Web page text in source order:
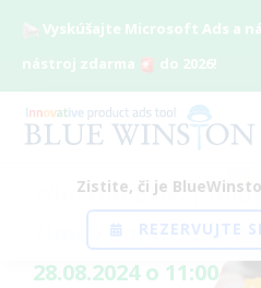
Vyskúšajte Microsoft Ads a
nástroj zdarma
do 2026!
Zistite, či je
REZERVUJTE
Winston Bros |
Zimný onlinee-
28.08.2024 o 11:00